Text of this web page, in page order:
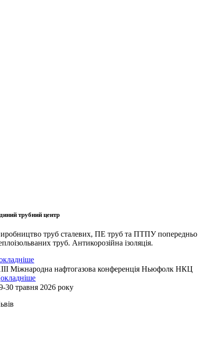
трубний центр
труб сталевих, ПЕ труб та ПТПУ попередньо
труб. Антикорозійна ізоляція.
Міжнародна нафтогазова конференція Ньюфолк НКЦ
30 травня 2026 року